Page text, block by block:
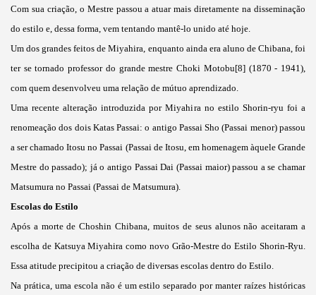
Com sua criação, o Mestre passou a atuar mais diretamente na disseminação
do estilo e, dessa forma, vem tentando mantê-lo unido até hoje.
Um dos grandes feitos de Miyahira, enquanto ainda era aluno de Chibana, foi
ter se tornado professor do grande mestre Choki Motobu[8] (1870 - 1941),
com quem desenvolveu uma relação de mútuo aprendizado.
Uma recente alteração introduzida por Miyahira no estilo Shorin-ryu foi a
renomeação dos dois Katas Passai: o antigo Passai Sho (Passai menor) passou
a ser chamado Itosu no Passai (Passai de Itosu, em homenagem àquele Grande
Mestre do passado); já o antigo Passai Dai (Passai maior) passou a se chamar
Matsumura no Passai (Passai de Matsumura).
Escolas do Estilo
Após a morte de Choshin Chibana, muitos de seus alunos não aceitaram a
escolha de Katsuya Miyahira como novo Grão-Mestre do Estilo Shorin-Ryu.
Essa atitude precipitou a criação de diversas escolas dentro do Estilo.
Na prática, uma escola não é um estilo separado por manter raízes históricas